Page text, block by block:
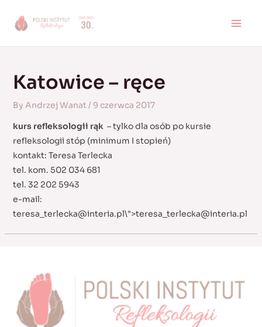
Katowice – ręce
By Andrzej Wanat/ 9 czerwca 2017
kurs refleksologii rąk – tylko dla osób po kursie
refleksologii stóp (minimum I stopień)
kontakt: Teresa Terlecka
tel. kom. 502 034 681
tel. 32 202 5943
e-mail:
teresa_terlecka@interia.pl\">teresa_terlecka@interia.pl